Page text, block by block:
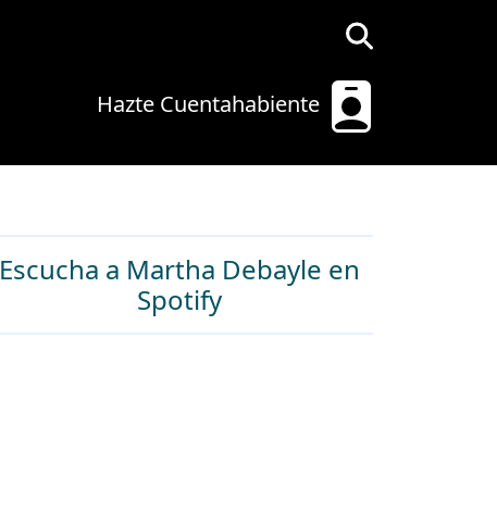
Hazte Cuentahabiente
Escucha a Martha Debayle en
Spotify